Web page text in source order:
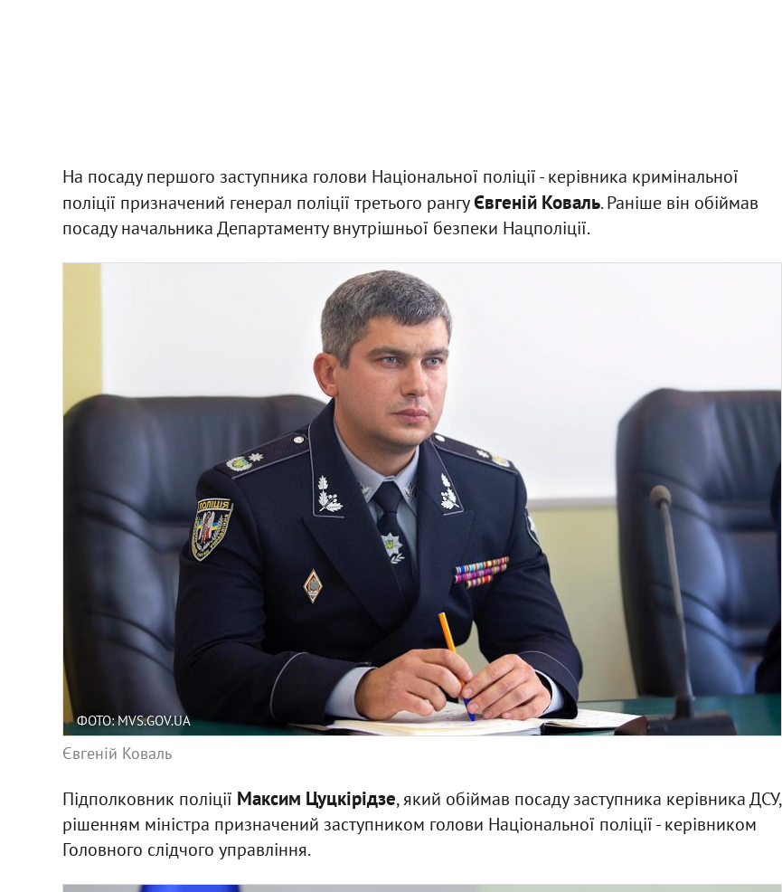
На посаду першого заступника голови Національної поліції - керівника кримінальної
поліції призначений генерал поліції третього рангуЄвгеній Коваль. Раніше він обіймав
посаду начальника Департаменту внутрішньої безпеки Нацполіції.
ФОТО: MVS.GOV.UA
Євгеній Коваль
Підполковник поліції Максим Цуцкірідзе, який обіймав посаду заступника керівника ДСУ,
рішенням міністра призначений заступником голови Національної поліції - керівником
Головного слідчого управління.